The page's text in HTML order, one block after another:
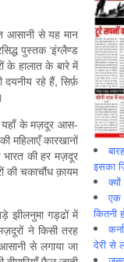
आसानी से यह मान
पुस्तक ‘इंग्लैण्ड
हालात के बारे में
रहे हैं, सिर्फ़
यहाँ के मज़दूर आस-
महिलाएँ कारखानों
की हर मज़दूर
की चकाचौंध क़ायम
झीलनुमा गड्ढों में
ने किसी तरह
से लगाया जा
इसका
एक
कितनी
देरी से